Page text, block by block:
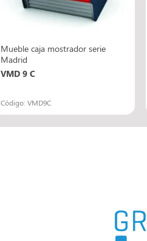
Mueble caja mostrador serie
Madrid
VMD 9 C
Código: VMD9C